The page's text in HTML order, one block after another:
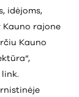
idėjoms,
rajone
Kauno
link.